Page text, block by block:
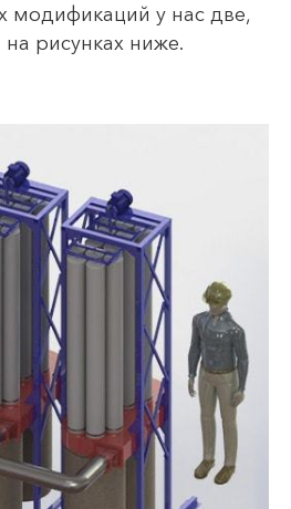
модификаций у нас две,
рисунках ниже.